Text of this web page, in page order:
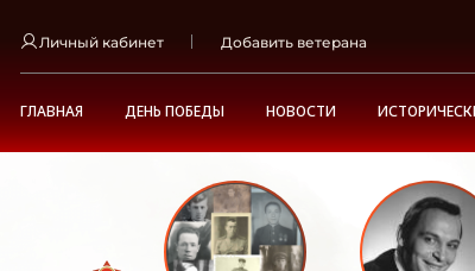
Личный кабинет Добавить ветерана
ГЛАВНАЯ ДЕНЬ ПОБЕДЫ НОВОСТИ